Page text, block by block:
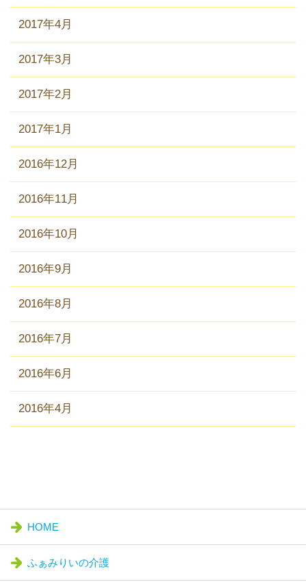
2017年4月
2017年3月
2017年2月
2017年1月
2016年12月
2016年11月
2016年10月
2016年9月
2016年8月
2016年7月
2016年6月
2016年4月
HOME
ふぁみりいの介護